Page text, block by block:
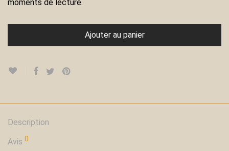
moments de lecture.
Ajouter au panier
Description
Avis 0